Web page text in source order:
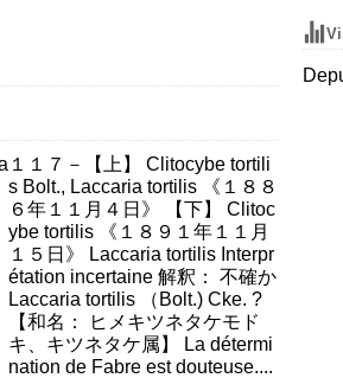
１１７－【上】 Clitocybe tortili
s Bolt., Laccaria tortilis 《１８８
６年１１月４日》 【下】 Clitoc
ybe tortilis 《１８９１年１１月
１５日》 Laccaria tortilis Interpr
étation incertaine 解釈： 不確か
Laccaria tortilis （Bolt.) Cke. ?
【和名： ヒメキツネタケモド
キ、キツネタケ属】 La détermi
nation de Fabre est douteuse....